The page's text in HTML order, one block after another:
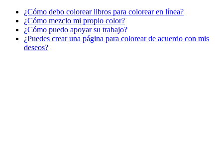
Verano y vacaciones
Libros para colorear para niños
Nezaradené
¿Cómo debo colorear libros para colorear en línea?
¿Cómo mezclo mi propio color?
¿Cómo puedo apoyar su trabajo?
¿Puedes crear una página para colorear de acuerdo con mis
deseos?